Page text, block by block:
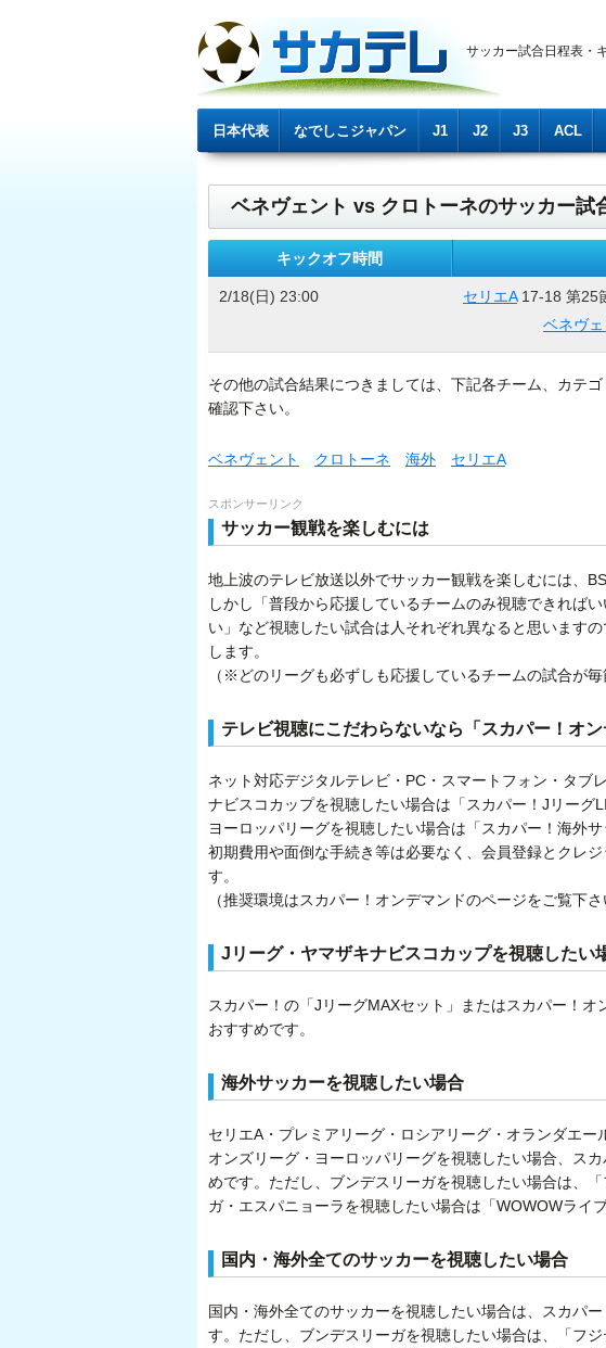
サッカー試合日程表・
日本代表 なでしこジャパン J1 J2 J3 ACL
ベネヴェント vs クロトーネのサッカー試
キックオフ時間
2/18(日) 23:00 セリエA17-18 第25
ベネヴェ
その他の試合結果につきましては、下記各チーム、カテ
確認下さい。
ベネヴェント クロトーネ 海外 セリエA
スポンサーリンク
サッカー観戦を楽しむには
地上波のテレビ放送以外でサッカー観戦を楽しむには、
しかし「普段から応援しているチームのみ視聴できれば
い」など視聴したい試合は人それぞれ異なると思います
します。
（※どのリーグも必ずしも応援しているチームの試合が毎
テレビ視聴にこだわらないなら「スカパー！オ
ネット対応デジタルテレビ・PC・スマートフォン・タブ
ナビスコカップを視聴したい場合は「スカパー！Jリーグ
ヨーロッパリーグを視聴したい場合は「スカパー！海外サ
初期費用や面倒な手続き等は必要なく、会員登録とクレ
す。
（推奨環境はスカパー！オンデマンドのページをご覧下さ
Jリーグ・ヤマザキナビスコカップを視聴したい
スカパー！の「JリーグMAXセット」またはスカパー！
おすすめです。
海外サッカーを視聴したい場合
セリエA・プレミアリーグ・ロシアリーグ・オランダエ
オンズリーグ・ヨーロッパリーグを視聴したい場合、ス
めです。ただし、ブンデスリーガを視聴したい場合は、
ガ・エスパニョーラを視聴したい場合は「WOWOWライ
国内・海外全てのサッカーを視聴したい場合
国内・海外全てのサッカーを視聴したい場合は、スカパ
す。ただし、ブンデスリーガを視聴したい場合は、「フ